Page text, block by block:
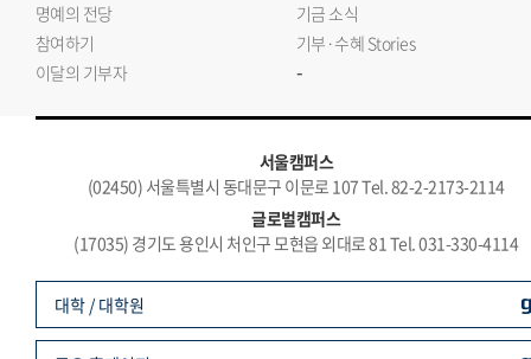
명예의 전당
기금 소식
참여하기
기부·수혜 Stories
이달의 기부자
-
서울캠퍼스
(02450) 서울특별시 동대문구 이문로 107 Tel. 82-2-2173-2114
글로벌캠퍼스
(17035) 경기도 용인시 처인구 모현읍 외대로 81 Tel. 031-330-4114
대학 / 대학원